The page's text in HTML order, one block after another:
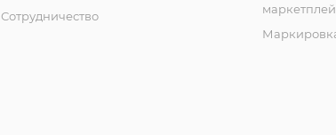
Сотрудничество